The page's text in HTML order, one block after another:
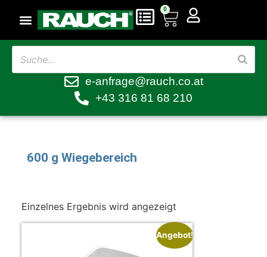
0
e-anfrage@rauch.co.at
+43 316 81 68 210
600 g Wiegebereich
Einzelnes Ergebnis wird angezeigt
Angebot!